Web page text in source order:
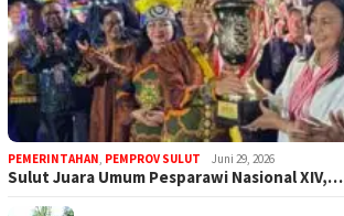
PEMERINTAHAN PEMPROV SULUT Juni 29, 2026
Sulut Juara Umum Pesparawi Nasional XIV,…